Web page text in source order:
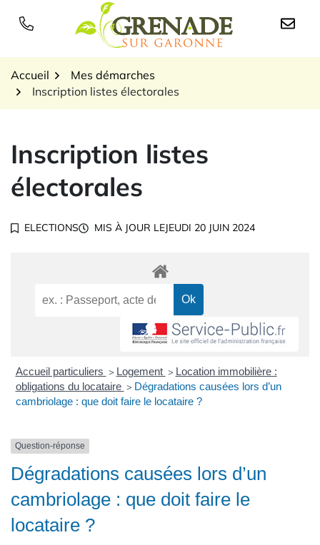
Logo Grenade sur
Accueil
Mes démarches
Inscription listes électorales
Inscription listes
électorales
ELECTIONS MIS À JOUR LEJEUDI 20 JUIN 2024
Accueil particuliers > Logement > Location immobilière :
obligations du locataire > Dégradations causées lors d’un
cambriolage : que doit faire le locataire ?
Question-réponse
Dégradations causées lors d’un
cambriolage : que doit faire le
locataire ?